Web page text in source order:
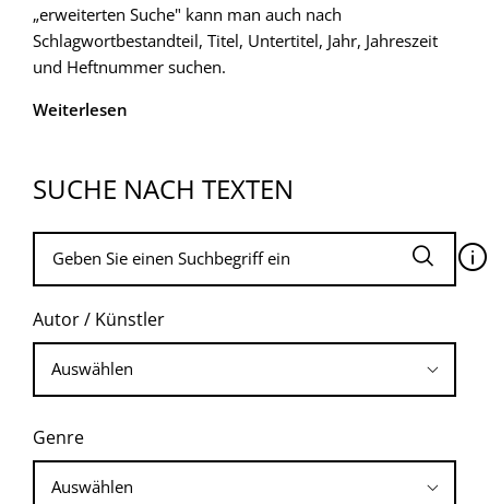
„erweiterten Suche" kann man auch nach
Schlagwortbestandteil, Titel, Untertitel, Jahr, Jahreszeit
und Heftnummer suchen.
Weiterlesen
SUCHE NACH TEXTEN
🛈
Autor / Künstler
Genre